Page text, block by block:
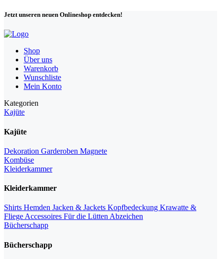
Jetzt unseren neuen Onlineshop entdecken!
Shop
Über uns
Warenkorb
Wunschliste
Mein Konto
Kategorien
Kajüte
Kajüte
Dekoration Garderoben Magnete
Kombüse
Kleiderkammer
Kleiderkammer
Shirts Hemden Jacken & Jackets Kopfbedeckung Krawatte &
FliegeAccessoires Für die LüttenAbzeichen
Bücherschapp
Bücherschapp